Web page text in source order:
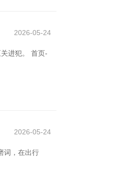
2026-05-24
进犯。 首页-
2026-05-24
词，在出行